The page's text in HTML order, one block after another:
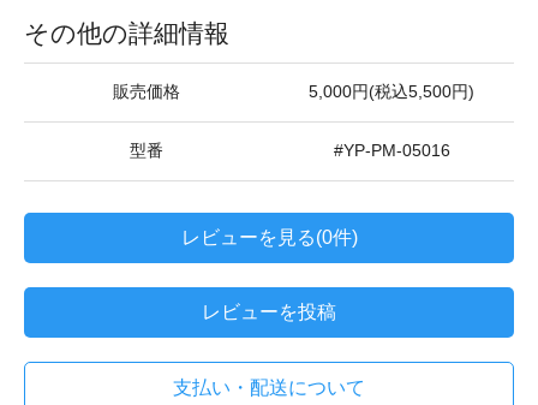
その他の詳細情報
販売価格 5,000円(税込5,500円)
型番 #YP-PM-05016
レビューを見る(0件)
レビューを投稿
支払い・配送について